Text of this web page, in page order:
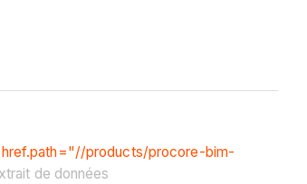
products/procore-bim-
de données